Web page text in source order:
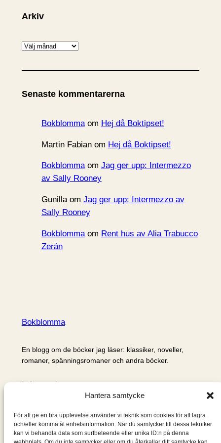
Hantera samtycke
För att ge en bra upplevelse använder vi teknik som cookies för att lagra
och/eller komma åt enhetsinformation. När du samtycker till dessa tekniker
kan vi behandla data som surfbeteende eller unika ID:n på denna
Arkiv
A
k
v
Senaste kommentarerna
Bokblommaom Hej då Boktipset!
Martin Fabianom Hej då Boktipset!
Bokblommaom Jag ger upp: Intermezzo
av Sally Rooney
Gunillaom Jag ger upp: Intermezzo av
Sally Rooney
Bokblommaom Rent hus av Alia Trabucco
Zerán
Bokblomma
En blogg om de böcker jag läser: klassiker, noveller,
romaner, spänningsromaner och andra böcker.
Information
Om mig & om bloggen
S
ö